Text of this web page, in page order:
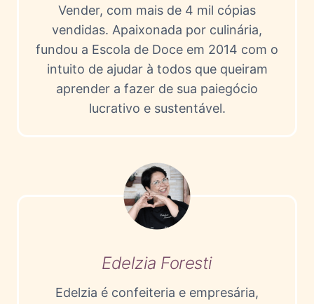
Vender, com mais de 4 mil cópias
vendidas. Apaixonada por culinária,
fundou a Escola de Doce em 2014 com o
intuito de ajudar à todos que queiram
aprender a fazer de sua paiegócio
lucrativo e sustentável.
Edelzia Foresti
Edelzia é confeiteria e empresária,